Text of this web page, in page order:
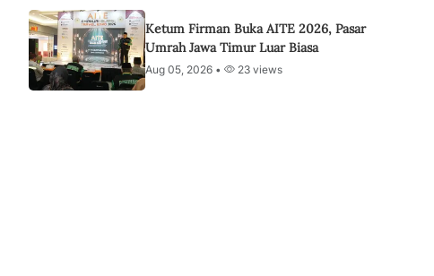
Ketum Firman Buka AITE 2026, Pasar
Umrah Jawa Timur Luar Biasa
Aug 05, 2026 • 23 views